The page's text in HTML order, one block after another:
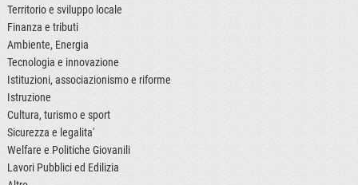
Territorio e sviluppo locale
Finanza e tributi
Ambiente, Energia
Tecnologia e innovazione
Istituzioni, associazionismo e riforme
Istruzione
Cultura, turismo e sport
Sicurezza e legalita'
Welfare e Politiche Giovanili
Lavori Pubblici ed Edilizia